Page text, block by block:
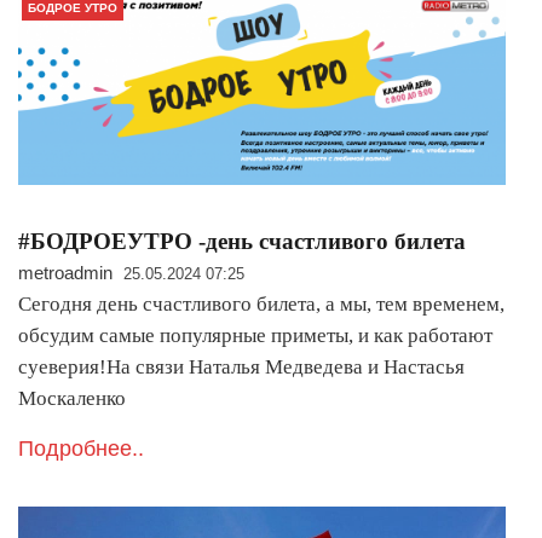
БОДРОЕ УТРО
#БОДРОЕУТРО -день счастливого билета
metroadmin 25.05.2024 07:25
Сегодня день счастливого билета, а мы, тем временем,
обсудим самые популярные приметы, и как работают
суеверия!На связи Наталья Медведева и Настасья
Москаленко
Подробнее..